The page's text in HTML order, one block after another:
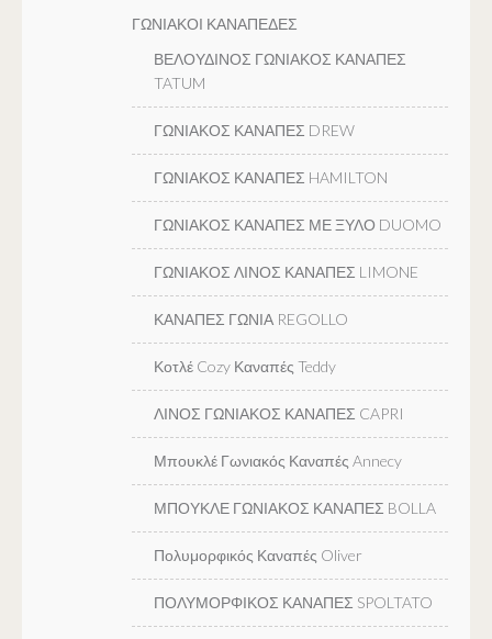
ΓΩΝΙΑΚΟΙ ΚΑΝΑΠΕΔΕΣ
ΒΕΛΟΥΔΙΝΟΣ ΓΩΝΙΑΚΟΣ ΚΑΝΑΠΕΣ
TATUM
ΓΩΝΙΑΚΟΣ ΚΑΝΑΠΕΣ DREW
ΓΩΝΙΑΚΟΣ ΚΑΝΑΠΕΣ HAMILTON
ΓΩΝΙΑΚΟΣ ΚΑΝΑΠΕΣ ΜΕ ΞΥΛΟ DUOMO
ΓΩΝΙΑΚΟΣ ΛΙΝΟΣ ΚΑΝΑΠΕΣ LIMONE
ΚΑΝΑΠΕΣ ΓΩΝΙΑ REGOLLO
Κοτλέ Cozy Καναπές Teddy
ΛΙΝΟΣ ΓΩΝΙΑΚΟΣ ΚΑΝΑΠΕΣ CAPRI
Μπουκλέ Γωνιακός Καναπές Annecy
ΜΠΟΥΚΛΕ ΓΩΝΙΑΚΟΣ ΚΑΝΑΠΕΣ BOLLA
Πολυμορφικός Καναπές Oliver
ΠΟΛΥΜΟΡΦΙΚΟΣ ΚΑΝΑΠΕΣ SPOLTATO